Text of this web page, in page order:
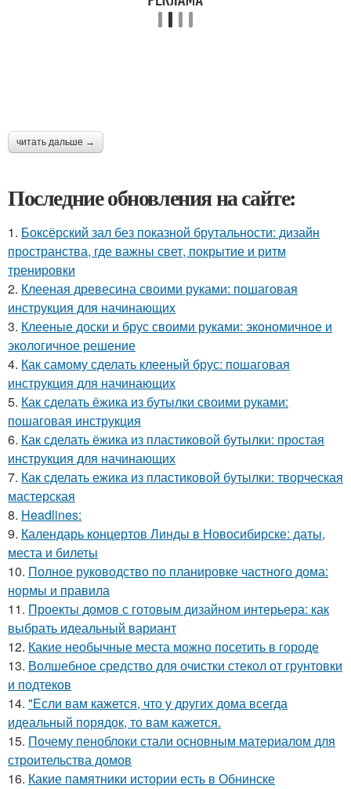
читать дальше →
Последние обновления на сайте:
1. Боксёрский зал без показной брутальности: дизайн
пространства, где важны свет, покрытие и ритм
тренировки
2. Клееная древесина своими руками: пошаговая
инструкция для начинающих
3. Клееные доски и брус своими руками: экономичное и
экологичное решение
4. Как самому сделать клееный брус: пошаговая
инструкция для начинающих
5. Как сделать ёжика из бутылки своими руками:
пошаговая инструкция
6. Как сделать ёжика из пластиковой бутылки: простая
инструкция для начинающих
7. Как сделать ежика из пластиковой бутылки: творческая
мастерская
8. Headlines:
9. Календарь концертов Линды в Новосибирске: даты,
места и билеты
10. Полное руководство по планировке частного дома:
нормы и правила
11. Проекты домов с готовым дизайном интерьера: как
выбрать идеальный вариант
12. Какие необычные места можно посетить в городе
13. Волшебное средство для очистки стекол от грунтовки
и подтеков
14. "Если вам кажется, что у других дома всегда
идеальный порядок, то вам кажется.
15. Почему пеноблоки стали основным материалом для
строительства домов
16. Какие памятники истории есть в Обнинске